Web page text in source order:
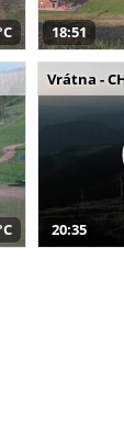
18:51
Vrátna -
20:35